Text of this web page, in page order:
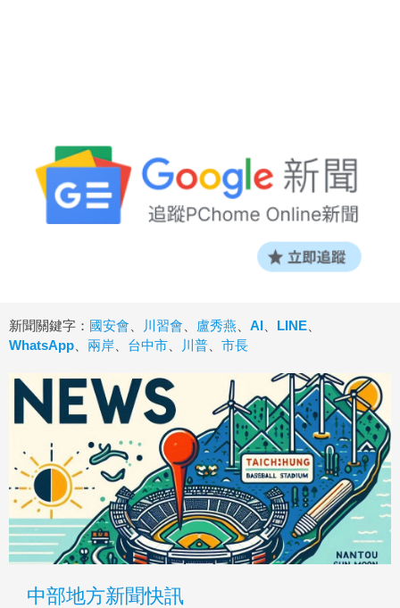
新聞關鍵字： 國安會 川習會 盧秀燕 AI LINE
WhatsApp
兩岸 台中市 川普 市長
中部地方新聞快訊